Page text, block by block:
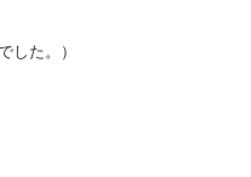
した。）